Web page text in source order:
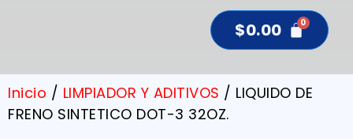
$0.00
Inicio / LIMPIADOR Y ADITIVOS / LIQUIDO DE
FRENO SINTETICO DOT-3 32OZ.